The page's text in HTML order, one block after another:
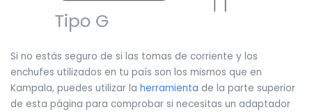
Si no estás seguro de si las tomas de corriente y los
enchufes utilizados en tu país son los mismos que en
Kampala, puedes utilizar la herramienta de la parte superior
de esta página para comprobar si necesitas un adaptador